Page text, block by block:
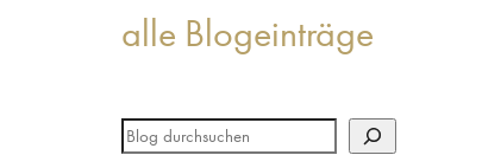
alle Blogeinträge